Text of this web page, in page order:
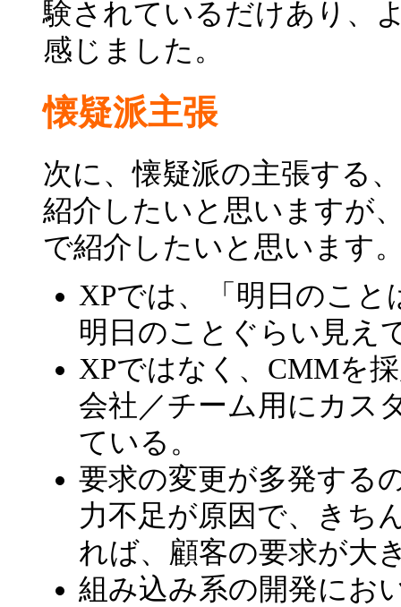
験されているだけあり、
感じました。
懐疑派主張
次に、懐疑派の主張する
紹介したいと思いますが
で紹介したいと思います
XPでは、「明日のこ
明日のことぐらい見え
XPではなく、CMMを
会社／チーム用にカス
ている。
要求の変更が多発する
力不足が原因で、きち
れば、顧客の要求が大
組み込み系の開発にお